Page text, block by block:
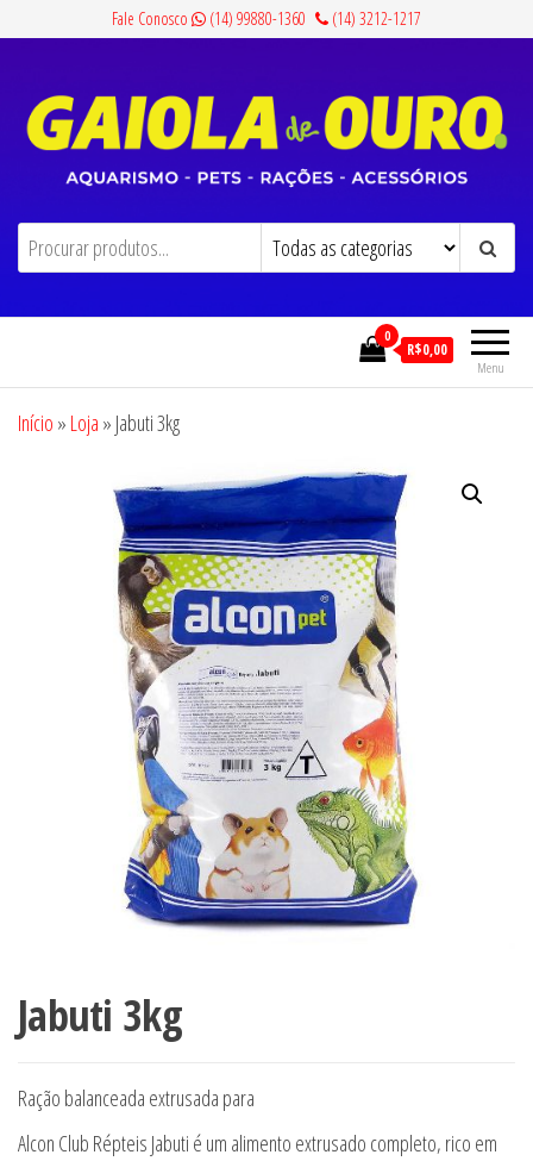
conteúdo
Fale Conosco (14) 99880-1360 (14) 3212-1217
Gaiola de Ouro Aquarismo, Pets, Rações e Acessórios
Menu
0
R$0,00
Início » Loja » Jabuti 3kg
Jabuti 3kg
Ração balanceada extrusada para
Alcon Club Répteis Jabuti é um alimento extrusado completo, rico em